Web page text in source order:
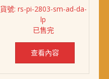
價
格：
NT$ 1,169。
價
貨號: rs-pi-2803-sm-ad-da-
lp
已售完
查看內容